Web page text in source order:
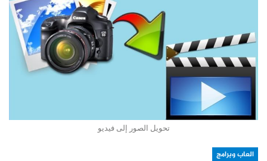
تحويل الصور إلى فيديو
العاب وبرامج